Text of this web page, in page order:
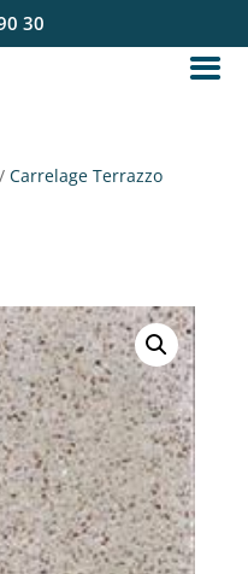
30
/Carrelage Terrazzo